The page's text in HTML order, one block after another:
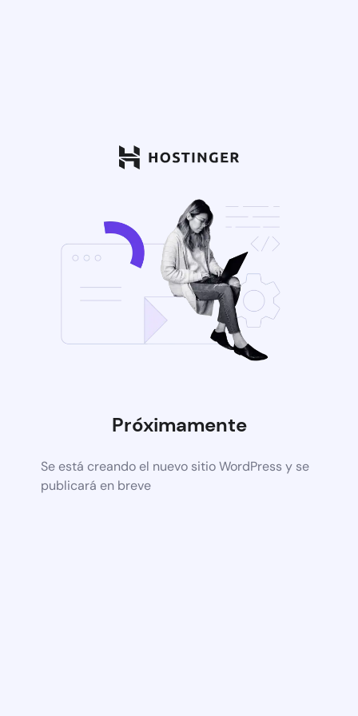
Próximamente
Se está creando el nuevo sitio WordPress y se
publicará en breve